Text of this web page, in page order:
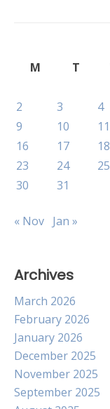
M
T
2
3 4
9
10 11
16
17 18
23
24 25
30
31
« Nov Jan »
Archives
March 2026
February 2026
January 2026
December 2025
November 2025
September 2025